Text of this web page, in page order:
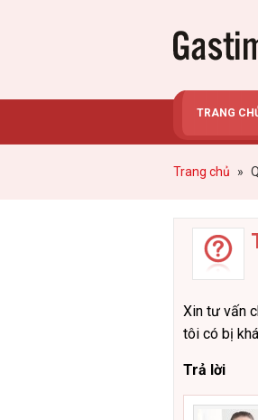
TRANG
Trang chủ »
Xin tư vấn
tôi có bị
Trả lời